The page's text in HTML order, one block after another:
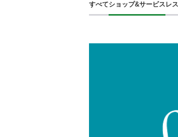
すべてショップ&サービス レ